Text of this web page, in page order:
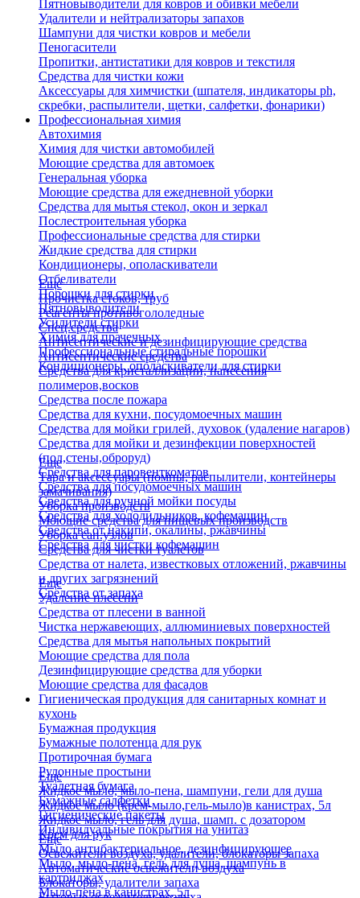
Пятновыводители для ковров и обивки мебели
Удалители и нейтрализаторы запахов
Шампуни для чистки ковров и мебели
Пеногасители
Пропитки, антистатики для ковров и текстиля
Средства для чистки кожи
Аксессуары для химчистки (шпателя, индикаторы ph,
скребки, распылители, щетки, салфетки, фонарики)
Профессиональная химия
Автохимия
Химия для чистки автомобилей
Моющие средства для автомоек
Генеральная уборка
Моющие средства для ежедневной уборки
Средства для мытья стекол, окон и зеркал
Послестроительная уборка
Профессиональные средства для стирки
Жидкие средства для стирки
Кондиционеры, ополаскиватели
Отбеливатели
Порошки для стирки
Пятновыводители
Усилители стирки
Химия для прачечных
Профессиональные стиральные порошки
Кондиционеры, ополаскиватели для стирки
Еще
Прочистка стоков, труб
Реагенты противогололедные
Спец.средства
Антисептические и дезинфицирующие средства
Антисептические средства
Средства для кристаллизации, нанесения
полимеров,восков
Средства после пожара
Средства для кухни, посудомоечных машин
Средства для мойки грилей, духовок (удаление нагаров)
Средства для мойки и дезинфекции поверхностей
(пол,стены,оброруд)
Средства для паровенткоматов
Средства для посудомоечных машин
Средства для ручной мойки посуды
Средства для холодильников, кофемашин
Средства от накипи, окалины, ржавчины
Средства для чистки кофемашин
Еще
Тара и аксессуары (помпы, распылители, контейнеры
замачивания)
Уборка производств
Моющие средства для пищевых производств
Уборка сан.узлов
Средства для чистки туалетов
Средства от налета, известковых отложений, ржавчины
и других загрязнений
Средства от запаха
Еще
Удаление плесени
Средства от плесени в ванной
Чистка нержавеющих, аллюминиевых поверхностей
Средства для мытья напольных покрытий
Моющие средства для пола
Дезинфицирующие средства для уборки
Моющие средства для фасадов
Гигиеническая продукция для санитарных комнат и
кухонь
Бумажная продукция
Бумажные полотенца для рук
Протирочная бумага
Рулонные простыни
Туалетная бумага
Бумажные салфетки
Гигиенические пакеты
Индивидуальные покрытия на унитаз
Еще
Жидкое мыло, мыло-пена, шампуни, гели для душа
Жидкое мыло (крем-мыло,гель-мыло)в канистрах, 5л
Жидкое мыло, гель для душа, шамп. с дозатором
Крем для рук
Мыло антибактериальное, дезинфицирующее
Мыло, мыло-пена, гель для душа, шампунь в
картриджах
Мыло-пена в канистрах, 5л
Еще
Освежители воздуха, удалители, блокаторы запаха
Автоматические освежители воздуха
Блокаторы, удалители запаха